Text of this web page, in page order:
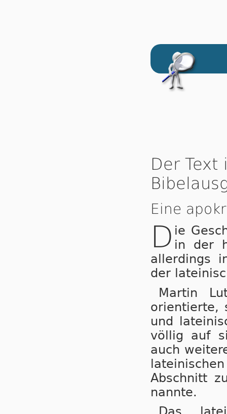
Der Text
Eine
D ie
in der
allerdings
der
Martin
orientierte,
und
völlig auf
auch
Abschnitt
nannte.